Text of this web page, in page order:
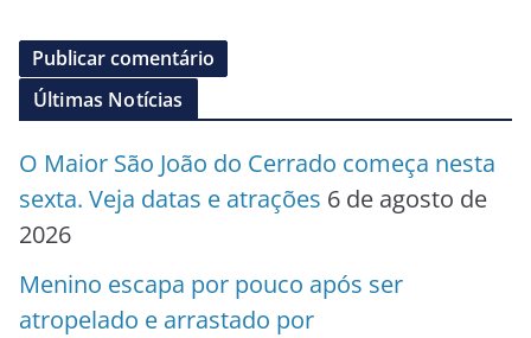
Últimas Notícias
O Maior São João do Cerrado começa nesta
sexta. Veja datas e atrações 6 de agosto de
2026
Menino escapa por pouco após ser
atropelado e arrastado por